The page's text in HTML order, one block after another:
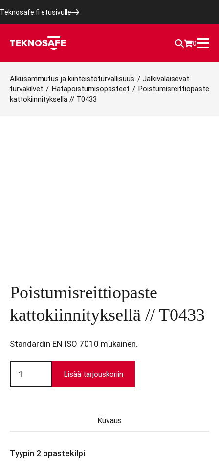
Teknosafe.fi etusivulle
0
Alkusammutus ja kiinteistöturvallisuus / Jälkivalaisevat
turvakilvet / Hätäpoistumisopasteet / Poistumisreittiopaste
kattokiinnityksellä // T0433
Poistumisreittiopaste
kattokiinnityksellä // T0433
Standardin EN ISO 7010 mukainen.
Poistumisreittiopaste
kattokiinnityksellä
T0433
Lisää tarjouskoriin
Kuvaus
Tyypin 2 opastekilpi